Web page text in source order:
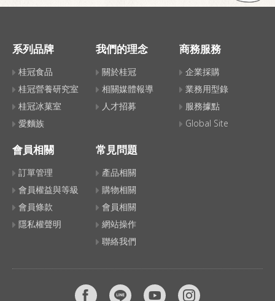
系列品牌
桂冠食品
桂冠營養研究室
桂冠冰菓室
愛麵族
我們的理念
關於桂冠
相關媒體報導
人才招募
商務服務
企業採購
業務用型錄
服務據點
Global Site
會員相關
訂單管理
會員權益與等級
會員條款
隱私權聲明
常見問題
產品相關
購物相關
會員相關
網站操作
聯絡我們